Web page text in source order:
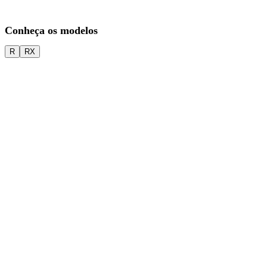
Conheça os modelos
R RX